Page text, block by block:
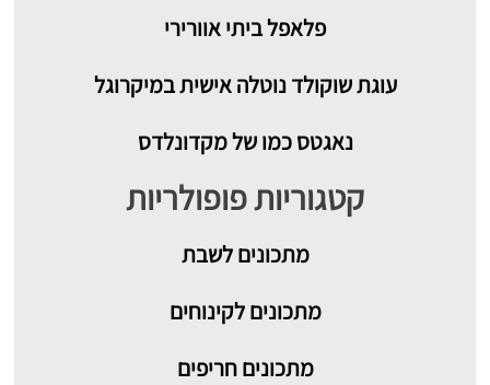
פלאפל ביתי אוורירי
עוגת שוקולד נוטלה אישית במיקרוגל
נאגטס כמו של מקדונלדס
קטגוריות פופולריות
מתכוניםלשבת
מתכונים לקינוחים
מתכונים חריפים